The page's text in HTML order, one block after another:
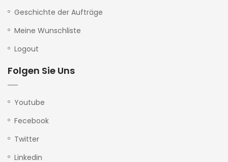
Geschichte der Aufträge
Meine Wunschliste
Logout
Folgen Sie Uns
Youtube
Fecebook
Twitter
Linkedin